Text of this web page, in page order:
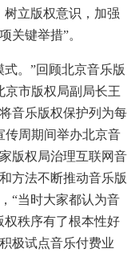
立版权意识，加强
关键举措”。
。”回顾北京音乐版
京市版权局副局长王
音乐版权保护列为每
传周期间举办北京音
版权局治理互联网音
方法不断推动音乐版
“当时大家都认为音
权秩序有了根本性好
极试点音乐付费业